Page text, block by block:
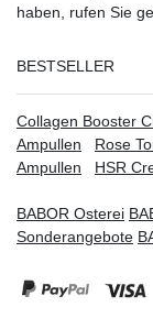
haben, rufen Sie
BESTSELLER
Collagen Booster
Ampullen
Rose
Ampullen
HSR
BABOR Osterei
Sonderangebote